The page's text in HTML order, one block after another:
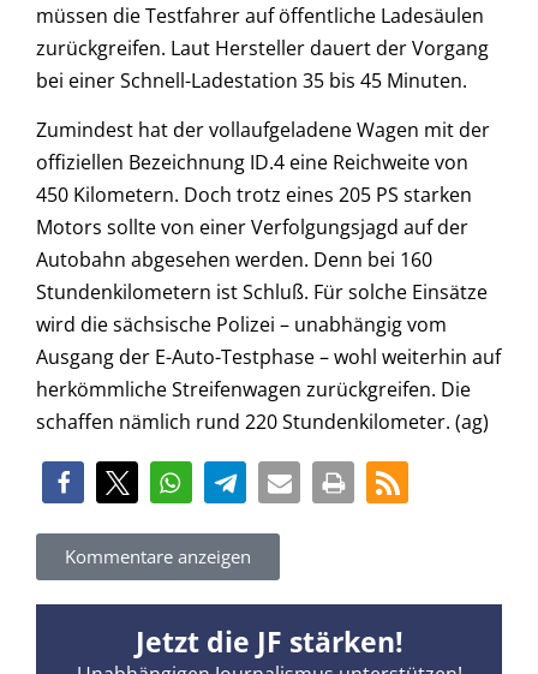
müssen die Testfahrer auf öffentliche Ladesäulen
zurückgreifen. Laut Hersteller dauert der Vorgang
bei einer Schnell-Ladestation 35 bis 45 Minuten.
Zumindest hat der vollaufgeladene Wagen mit der
offiziellen Bezeichnung ID.4 eine Reichweite von
450 Kilometern. Doch trotz eines 205 PS starken
Motors sollte von einer Verfolgungsjagd auf der
Autobahn abgesehen werden. Denn bei 160
Stundenkilometern ist Schluß. Für solche Einsätze
wird die sächsische Polizei – unabhängig vom
Ausgang der E-Auto-Testphase – wohl weiterhin auf
herkömmliche Streifenwagen zurückgreifen. Die
schaffen nämlich rund 220 Stundenkilometer. (ag)
Kommentare anzeigen
Jetzt die JF stärken!